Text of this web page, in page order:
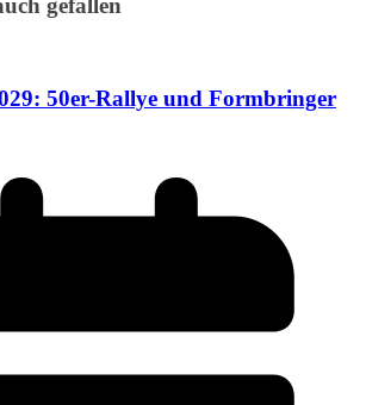
gefallen
50er-Rallye und Formbringer